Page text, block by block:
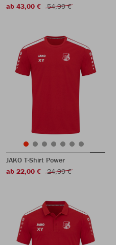
ab 43,00 €
54,99 €
JAKO T-Shirt Power
ab 22,00 €
24,99 €